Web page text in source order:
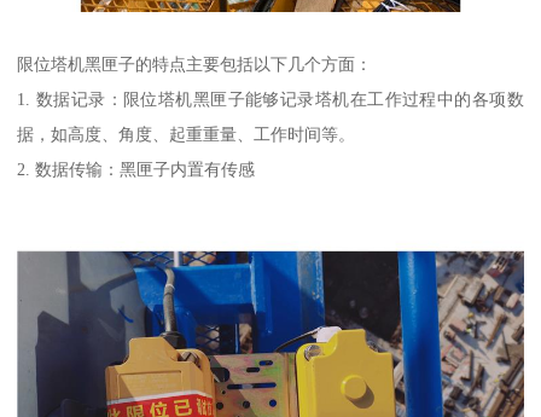
限位塔机黑匣子的特点主要包括以下几个方面：
1. 数据记录：限位塔机黑匣子能够记录塔机在工作过程中的各项数
据，如高度、角度、起重重量、工作时间等。
2. 数据传输：黑匣子内置有传感